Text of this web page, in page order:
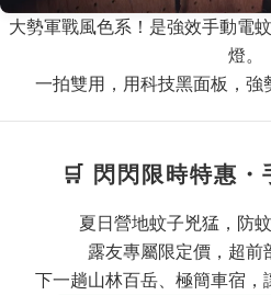
大勢軍戰風色系！是強效手動電
燈。
一拍雙用，用科技黑面板，強
🛒 閃閃限時特惠・
夏日營地蚊子兇猛，防
露友專屬限定價，超前
下一趟山林百岳、極簡車宿，